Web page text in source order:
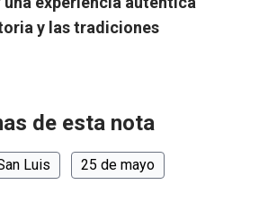
y las tradiciones
de esta nota
Luis 25 de mayo